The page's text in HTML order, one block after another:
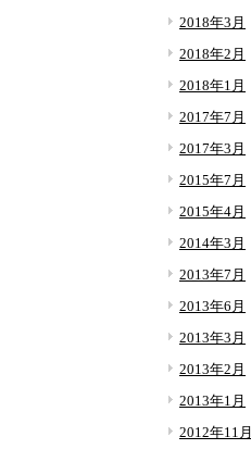
2018年3月
2018年2月
2018年1月
2017年7月
2017年3月
2015年7月
2015年4月
2014年3月
2013年7月
2013年6月
2013年3月
2013年2月
2013年1月
2012年11月